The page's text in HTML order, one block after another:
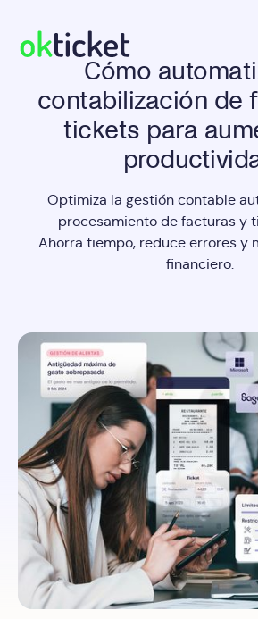
Cómo
contabilización de
tickets para
Optimiza la gestión contable
procesamiento de facturas y
Ahorra tiempo, reduce errores y
financiero.